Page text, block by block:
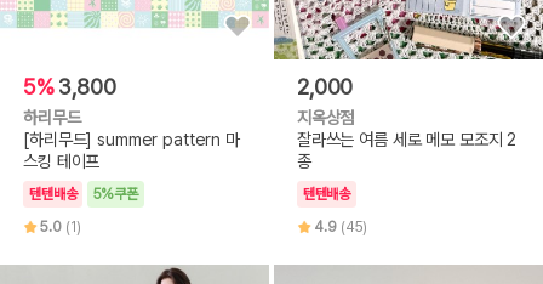
5% 3,800
하리무드
[하리무드] summer pattern 마
스킹 테이프
텐텐배송
5%쿠폰
5.0 (1)
2,000
지옥상점
잘라쓰는 여름 세로 메모 모조지 2
종
텐텐배송
4.9 (45)